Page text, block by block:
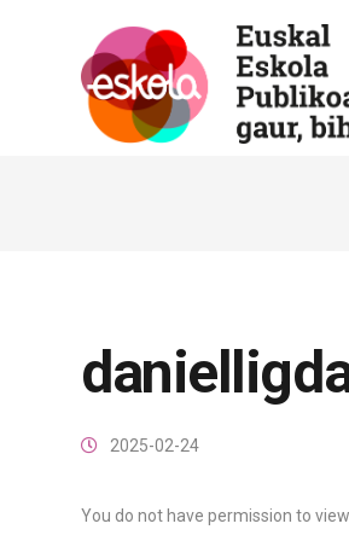
2025-02-24
You do not have permission to